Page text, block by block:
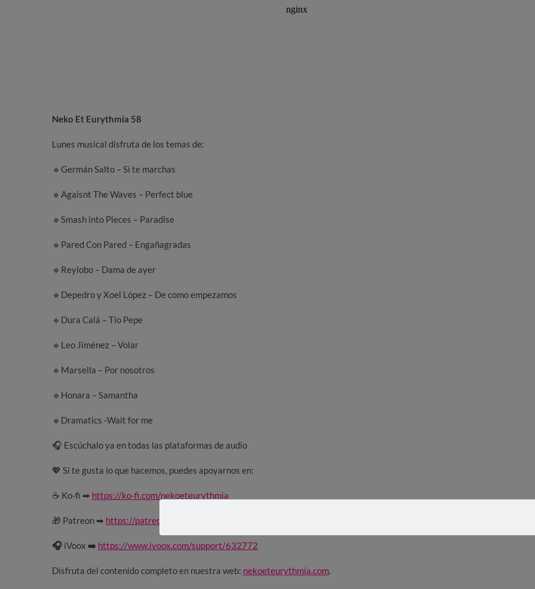
Neko Et Eurythmia 58
Lunes musical disfruta de los temas de:
🔹Germán Salto – Si te marchas
🔹Agaisnt The Waves – Perfect blue
🔹Smash into Pieces – Paradise
🔹Pared Con Pared – Engañagradas
🔹Reylobo – Dama de ayer
🔹Depedro y Xoel López – De como empezamos
🔹Dura Calá – Tío Pepe
🔹Leo Jiménez – Volar
🔹Marsella – Por nosotros
🔹Honara – Samantha
🔹Dramatics -Wait for me
🎧 Escúchalo ya en todas las plataformas de audio
💖 Si te gusta lo que hacemos, puedes apoyarnos en:
☕ Ko-fi ➡ https://ko-fi.com/nekoeteurythmia
🎁 Patreon ➡ https://patreon.com/NEKOETEURYTHMIA
🎧 iVoox ➡️ https://www.ivoox.com/support/632772
Disfruta del contenido completo en nuestra web: nekoeteurythmia.com.